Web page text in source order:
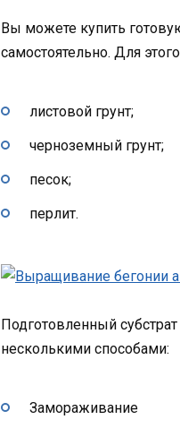
Вы можете купить
самостоятельно. Для
листовой грунт;
черноземный грунт;
песок;
перлит.
Подготовленный
несколькими способами:
Замораживание